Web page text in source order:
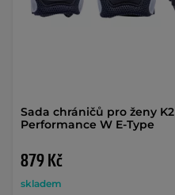
Sada chráničů pro ženy K2
Performance W E-Type
879 Kč
skladem